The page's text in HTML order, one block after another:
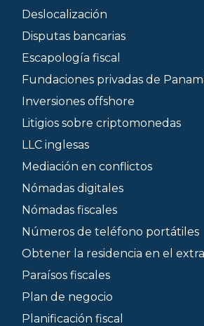
Deslocalización
Disputas bancarias
Escapología fiscal
Fundaciones privadas de
Inversiones offshore
Litigios sobre criptomonedas
LLC inglesas
Mediación en conflictos
Nómadas digitales
Nómadas fiscales
Números de teléfono portátiles
Obtener la residencia en el
Paraísos fiscales
Plan de negocio
Planificación fiscal